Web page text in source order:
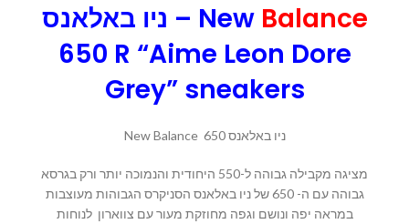
ניו באלאנס – New Balance
650 R “Aime Leon Dore
Grey” sneakers
New Balance ניו באלאנס 650
מציגה מקבילה גבוהה ל-550 היחודית והנמוכה יותר ורק בגרסא
גבוהה עם ה- 650 של ניו באלאנס הסניקרס הגבוהות מעוצבות
במראה יפה ונושם וגפה מחוזקת מעור עם צווארון לנוחות